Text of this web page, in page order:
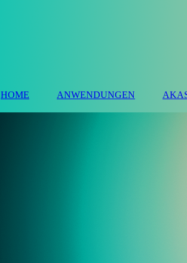
HOME ANWENDUNGEN